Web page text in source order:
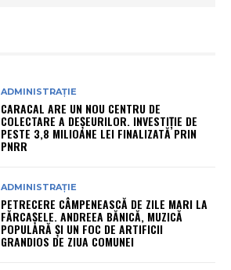
ADMINISTRAȚIE
CARACAL ARE UN NOU CENTRU DE
COLECTARE A DEȘEURILOR. INVESTIȚIE DE
PESTE 3,8 MILIOANE LEI FINALIZATĂ PRIN
PNRR
ADMINISTRAȚIE
PETRECERE CÂMPENEASCĂ DE ZILE MARI LA
FĂRCAȘELE. ANDREEA BĂNICĂ, MUZICĂ
POPULARĂ ȘI UN FOC DE ARTIFICII
GRANDIOS DE ZIUA COMUNEI